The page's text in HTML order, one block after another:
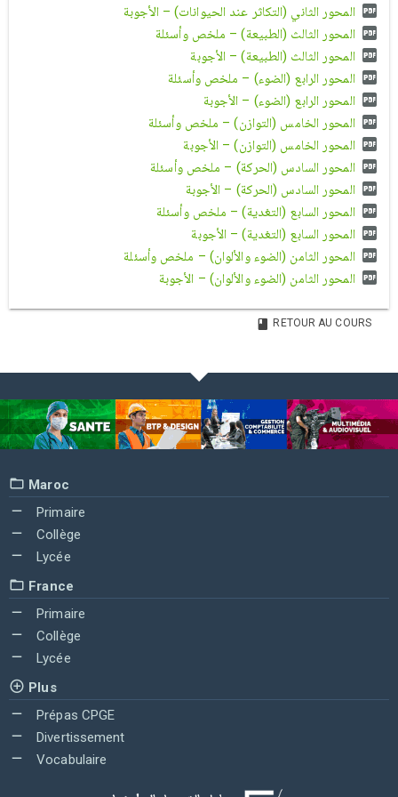
المحور الثاني (التكاثر عند الحيوانات) – الأجوبة
المحور الثالث (الطبيعة) – ملخص وأسئلة
المحور الثالث (الطبيعة) – الأجوبة
المحور الرابع (الضوء) – ملخص وأسئلة
المحور الرابع (الضوء) – الأجوبة
المحور الخامس (التوازن) – ملخص وأسئلة
المحور الخامس (التوازن) – الأجوبة
المحور السادس (الحركة) – ملخص وأسئلة
المحور السادس (الحركة) – الأجوبة
المحور السابع (التغدية) – ملخص وأسئلة
المحور السابع (التغدية) – الأجوبة
المحور الثامن (الضوء والألوان) – ملخص وأسئلة
المحور الثامن (الضوء والألوان) – الأجوبة
RETOUR AU COURS
Maroc
Primaire
Collège
Lycée
France
Primaire
Collège
Lycée
Plus
Prépas CPGE
Divertissement
Vocabulaire